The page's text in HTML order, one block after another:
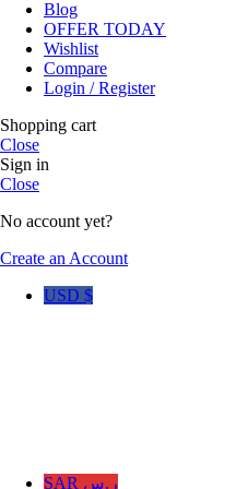
Blog
OFFER TODAY
Wishlist
Compare
Login / Register
Shopping cart
Close
Sign in
Close
No account yet?
Create an Account
USD $
SAR ر.س